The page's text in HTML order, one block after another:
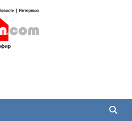
война
включая события в Новороссии, ДНР,